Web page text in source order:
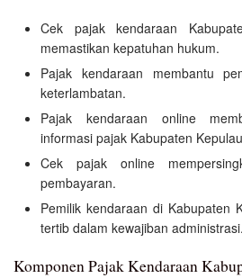
Cek pajak kendaraan
memastikan kepatuhan hukum.
Pajak kendaraan membantu
keterlambatan.
Pajak kendaraan online
informasi pajak Kabupaten
Cek pajak online
pembayaran.
Pemilik kendaraan di Kabupaten
tertib dalam kewajiban administrasi.
Komponen Pajak Kendaraan